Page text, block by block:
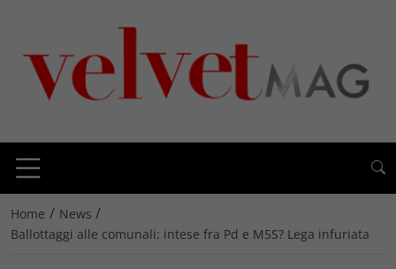
Home / News /
Ballottaggi alle comunali: intese fra Pd e M5S? Lega infuriata